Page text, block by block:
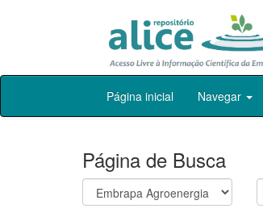
Skip
Página inicial Navegar
Página de Busca